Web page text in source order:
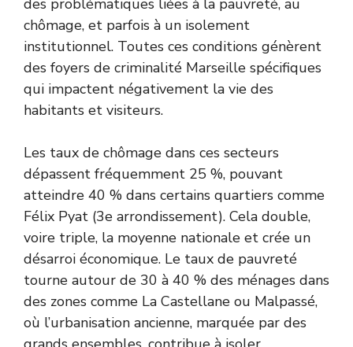
des problématiques liées à la pauvreté, au
chômage, et parfois à un isolement
institutionnel. Toutes ces conditions génèrent
des foyers de criminalité Marseille spécifiques
qui impactent négativement la vie des
habitants et visiteurs.
Les taux de chômage dans ces secteurs
dépassent fréquemment 25 %, pouvant
atteindre 40 % dans certains quartiers comme
Félix Pyat (3e arrondissement). Cela double,
voire triple, la moyenne nationale et crée un
désarroi économique. Le taux de pauvreté
tourne autour de 30 à 40 % des ménages dans
des zones comme La Castellane ou Malpassé,
où l’urbanisation ancienne, marquée par des